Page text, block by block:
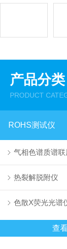
产品分类
PRODUCT
ROHS测试仪
气相色谱质谱联
热裂解脱附仪
色散X荧光光谱
查